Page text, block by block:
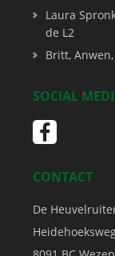
Laura
de L2
Britt,
SOCIAL
CONTACT
De